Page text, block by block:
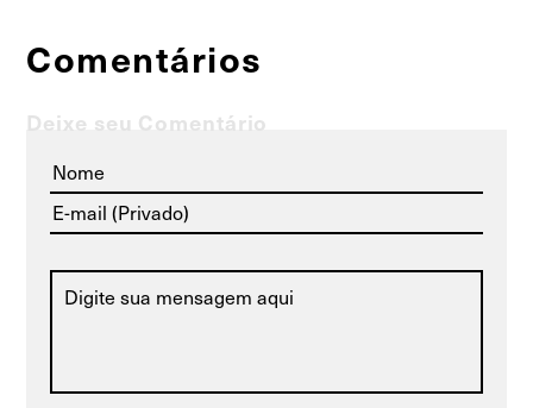
Comentários
Deixe seu Comentário